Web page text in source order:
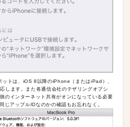
ットは、iOS 8以降のiPhone（またはiPad）、
します。また各通信会社のテザリングオプシ
のインターネット共有がオンになっている必要
アップルIDなのかの確認もお忘れなく。